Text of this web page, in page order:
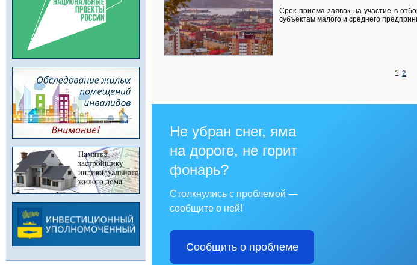
Срок приема заявок на участие в
субъектам малого и среднего
1 2
Не убран снег, яма
на дороге, не горит
фонарь?
Столкнулись с проблемой —
сообщите о ней!
Сообщить о проблеме